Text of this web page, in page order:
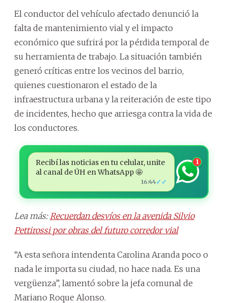
El conductor del vehículo afectado denunció la
falta de mantenimiento vial y el impacto
económico que sufrirá por la pérdida temporal de
su herramienta de trabajo. La situación también
generó críticas entre los vecinos del barrio,
quienes cuestionaron el estado de la
infraestructura urbana y la reiteración de este tipo
de incidentes, hecho que arriesga contra la vida de
los conductores.
Recibí las noticias en tu celular, unite
al canal de ÚH en WhatsApp 🤩
16:44✓✓
1
Lea más: Recuerdan desvíos en la avenida Silvio
Pettirossi por obras del futuro corredor vial
“A esta señora intendenta Carolina Aranda poco o
nada le importa su ciudad, no hace nada. Es una
vergüenza”, lamentó sobre la jefa comunal de
Mariano Roque Alonso.